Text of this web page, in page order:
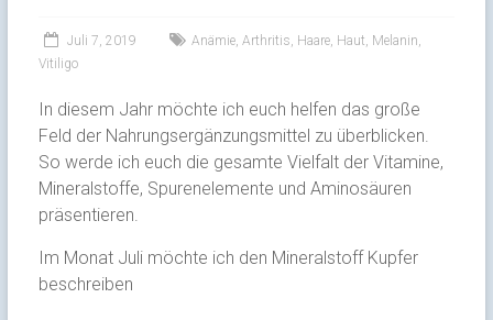
Juli 7, 2019 Anämie, Arthritis Haare, Haut Melanin
Vitiligo
In diesem Jahr möchte ich euch helfen das große
Feld der Nahrungsergänzungsmittel zu überblicken.
So werde ich euch die gesamte Vielfalt der Vitamine,
Mineralstoffe, Spurenelemente und Aminosäuren
präsentieren.
Im Monat Juli möchte ich den Mineralstoff Kupfer
beschreiben